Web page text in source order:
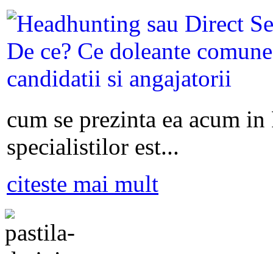
cum se prezinta ea acum
specialistilor est...
citeste mai mult